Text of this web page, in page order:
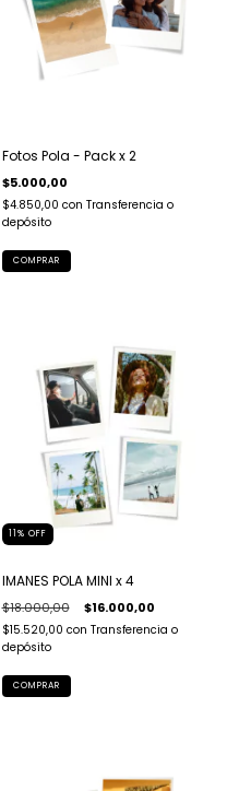
Fotos Pola - Pack x 2
$5.000,00
$4.850,00 con Transferencia o
depósito
11% OFF
IMANES POLA MINI x 4
$18.000,00 $16.000,00
$15.520,00 con Transferencia o
depósito